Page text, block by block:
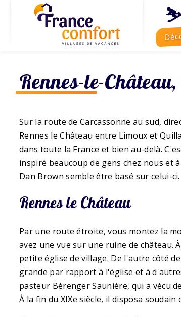
Rennes-le-
Sur la route de Carcassonne au sud,
Rennes le Château entre Limoux et
dans toute la France et bien au-delà.
inspiré beaucoup de gens chez nous et
Dan Brown semble être basé sur celui-ci.
Rennes le Château
Par une route étroite, vous montez la
avez une vue sur une ruine de château.
petite église de village. De l'autre côté
grande par rapport à l'église et à
pasteur Bérenger Saunière, qui a vécu
À la fin du XIXe siècle, il disposa